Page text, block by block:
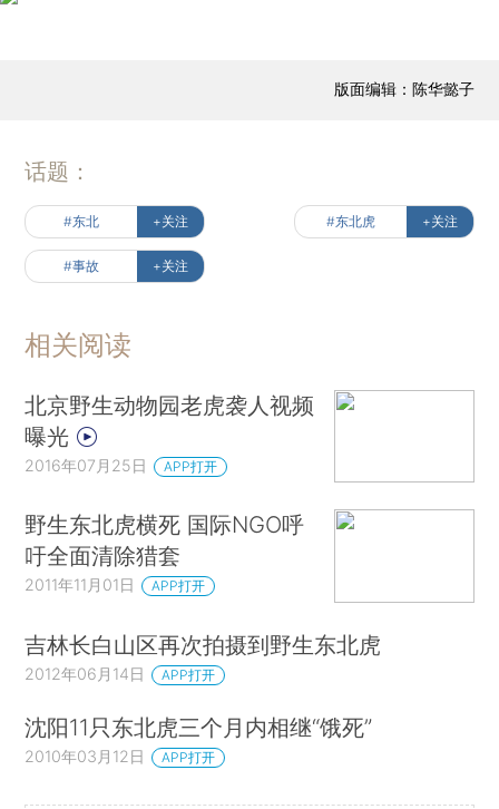
版面编辑：陈华懿子
话题：
#东北 +关注 #东北虎 +关注
#事故 +关注
相关阅读
北京野生动物园老虎袭人视频
曝光
2016年07月25日 APP打开
野生东北虎横死 国际NGO呼
吁全面清除猎套
2011年11月01日 APP打开
吉林长白山区再次拍摄到野生东北虎
2012年06月14日 APP打开
沈阳11只东北虎三个月内相继“饿死”
2010年03月12日 APP打开